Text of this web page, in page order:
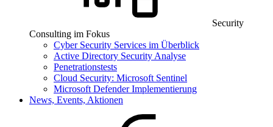
Security
Consulting im Fokus
Cyber Security Services im Überblick
Active Directory Security Analyse
Penetrationstests
Cloud Security: Microsoft Sentinel
Microsoft Defender Implementierung
News, Events, Aktionen